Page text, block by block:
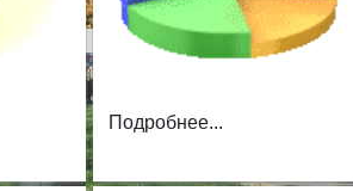
Подробнее...